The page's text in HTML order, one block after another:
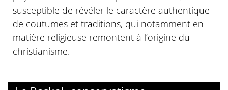
susceptible de révéler le caractère authentique
de coutumes et traditions, qui notamment en
matière religieuse remontent à l’origine du
christianisme.